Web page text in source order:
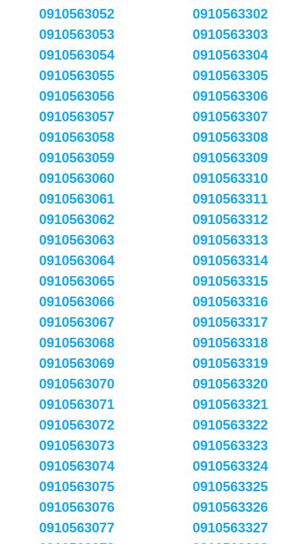
0910563052
0910563053
0910563054
0910563055
0910563056
0910563057
0910563058
0910563059
0910563060
0910563061
0910563062
0910563063
0910563064
0910563065
0910563066
0910563067
0910563068
0910563069
0910563070
0910563071
0910563072
0910563073
0910563074
0910563075
0910563076
0910563077
0910563302
0910563303
0910563304
0910563305
0910563306
0910563307
0910563308
0910563309
0910563310
0910563311
0910563312
0910563313
0910563314
0910563315
0910563316
0910563317
0910563318
0910563319
0910563320
0910563321
0910563322
0910563323
0910563324
0910563325
0910563326
0910563327